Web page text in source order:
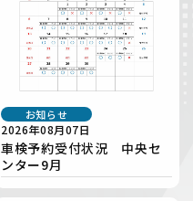
お知らせ
2026年08月07日
車検予約受付状況 中央セ
ンター9月